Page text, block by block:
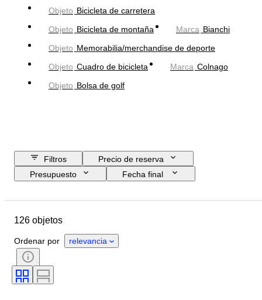
Objeto Bicicleta de carretera
Objeto Bicicleta de montaña Marca Bianchi
Objeto Memorabilia/merchandise de deporte
Objeto Cuadro de bicicleta Marca Colnago
Objeto Bolsa de golf
Filtros
Precio de reserva
Presupuesto
Fecha final
Género
Estilo
Original / réplica
Evento deportivo
Size
126 objetos
Ordenar por relevancia